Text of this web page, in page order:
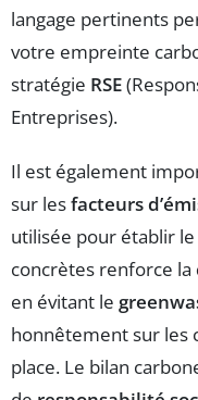
langage pertinents
votre empreinte
stratégie RSE
Entreprises).
Il est également
sur lesfacteurs
utilisée pour établir
concrètes renforce la
en évitant le
honnêtement sur les
place. Le bilan